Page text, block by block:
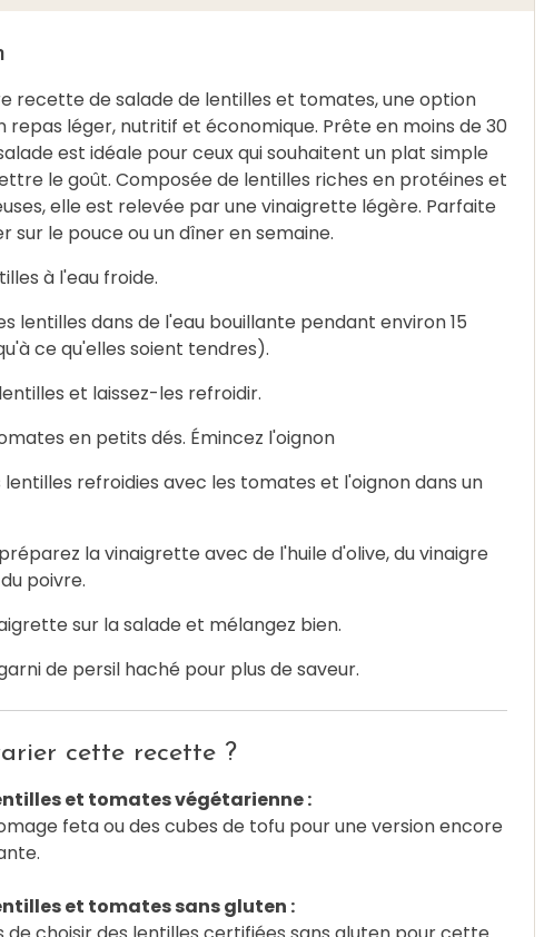
recette de salade de lentilles et tomates, une option
repas léger, nutritif et économique. Prête en moins de 30
est idéale pour ceux qui souhaitent un plat simple
le goût. Composée de lentilles riches en protéines et
elle est relevée par une vinaigrette légère. Parfaite
sur le pouce ou un dîner en semaine.
à l'eau froide.
lentilles dans de l'eau bouillante pendant environ 15
ce qu'elles soient tendres).
et laissez-les refroidir.
en petits dés. Émincez l'oignon
lentilles refroidies avec les tomates et l'oignon dans un
la vinaigrette avec de l'huile d'olive, du vinaigre
poivre.
sur la salade et mélangez bien.
de persil haché pour plus de saveur.
cette recette ?
et tomates végétarienne :
feta ou des cubes de tofu pour une version encore
et tomates sans gluten :